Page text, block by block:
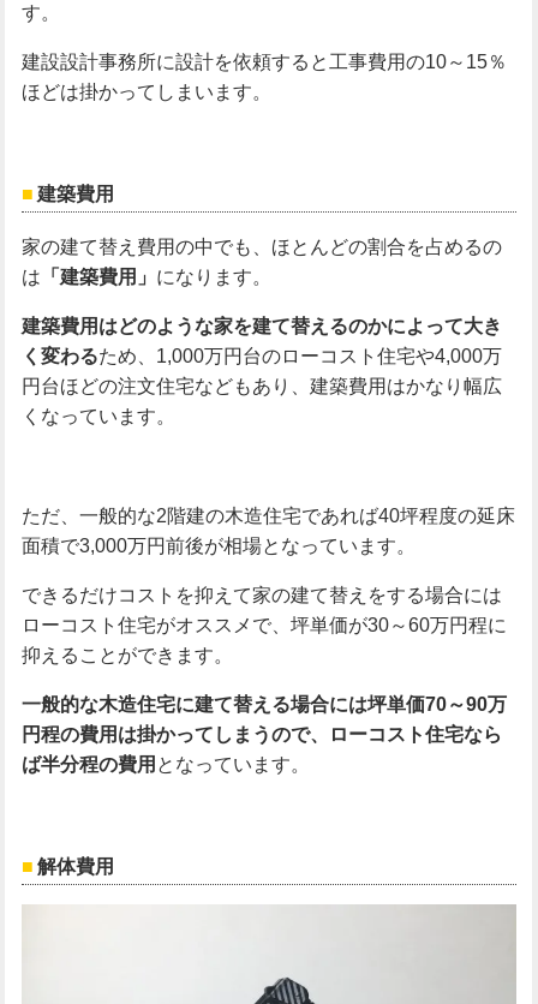
す。
建設設計事務所に設計を依頼すると工事費用の10～15％
ほどは掛かってしまいます。
建築費用
家の建て替え費用の中でも、ほとんどの割合を占めるの
は 「建築費用」 になります。
建築費用はどのような家を建て替えるのかによって大き
く変わるため、1,000万円台のローコスト住宅や4,000万
円台ほどの注文住宅などもあり、建築費用はかなり幅広
くなっています。
ただ、一般的な2階建の木造住宅であれば40坪程度の延床
面積で3,000万円前後が相場となっています。
できるだけコストを抑えて家の建て替えをする場合には
ローコスト住宅がオススメで、坪単価が30～60万円程に
抑えることができます。
一般的な木造住宅に建て替える場合には坪単価70～90万
円程の費用は掛かってしまうので、ローコスト住宅なら
ば半分程の費用 となっています。
解体費用